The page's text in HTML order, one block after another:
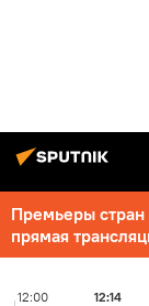
Премьеры
прямая
12:00 12:14